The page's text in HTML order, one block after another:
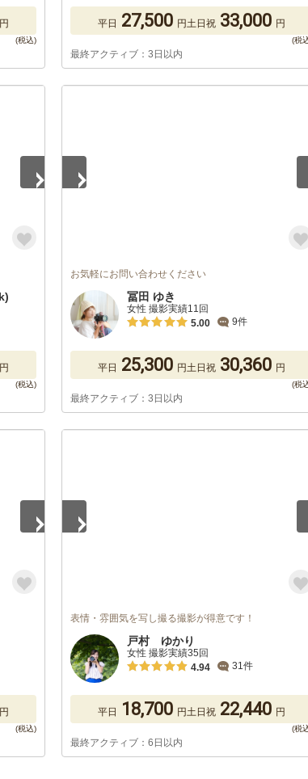
円 平日 27,500 円土日祝 33,000 円
最終アクティブ：3日以内
円
お気軽にお問い合わせください
冨田 ゆき
女性 撮影実績11回
5.00
9件
平日 25,300 円土日祝 30,360 円
最終アクティブ：3日以内
円
表情・雰囲気を写し撮る撮影が得意です！
戸村 ゆかり
女性 撮影実績35回
4.94
31件
平日 18,700 円土日祝 22,440 円
最終アクティブ：6日以内